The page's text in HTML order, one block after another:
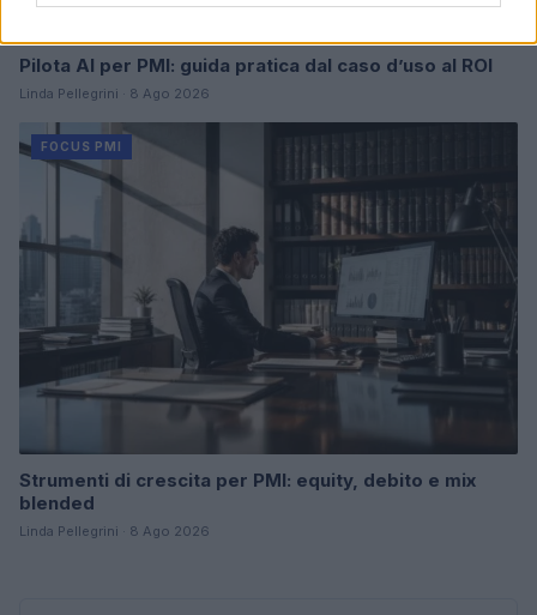
Pilota AI per PMI: guida pratica dal caso d’uso al ROI
Linda Pellegrini · 8 Ago 2026
FOCUS PMI
Strumenti di crescita per PMI: equity, debito e mix
blended
Linda Pellegrini · 8 Ago 2026